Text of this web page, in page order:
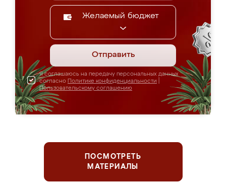
Желаемый бюджет
Отправить
Я соглашаюсь на передачу персональных данных
согласно Политике конфиденциальности
Пользовательскому соглашению
ПОСМОТРЕТЬ
МАТЕРИАЛЫ